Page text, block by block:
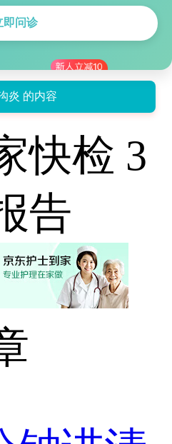
即问诊
炎 的内容
快检 3
告